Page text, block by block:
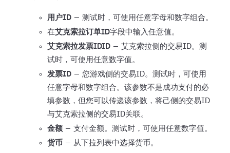
用户ID — 测试时，可使用任意字母和数字组合。
在艾克索拉订单ID字段中输入任意值。
艾克索拉发票IDID — 艾克索拉侧的交易ID。测
试时，可使用任意数字值。
发票ID — 您游戏侧的交易ID。测试时，可使用
任意字母和数字组合。该参数不是成功支付的必
填参数，但您可以传递该参数，将己侧的交易ID
与艾克索拉侧的交易ID关联。
金额 — 支付金额。测试时，可使用任意数字值。
货币 — 从下拉列表中选择货币。